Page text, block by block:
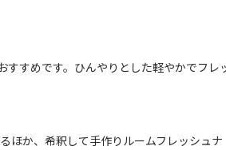
すめです。ひんやりとした軽やかでフレ
ほか、希釈して手作りルームフレッシュナ